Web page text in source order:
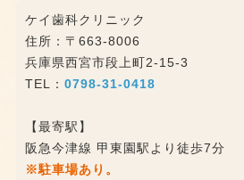
ケイ歯科クリニック
住所：〒663-8006
兵庫県西宮市段上町2-15-3
TEL： 0798-31-0418
【最寄駅】
阪急今津線 甲東園駅より徒歩7分
※駐車場あり。